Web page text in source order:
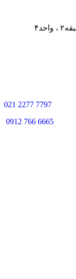
021 2277 7797
0912 766 6665